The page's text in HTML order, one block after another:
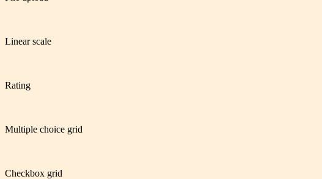
Linear scale
Rating
Multiple choice grid
Checkbox grid